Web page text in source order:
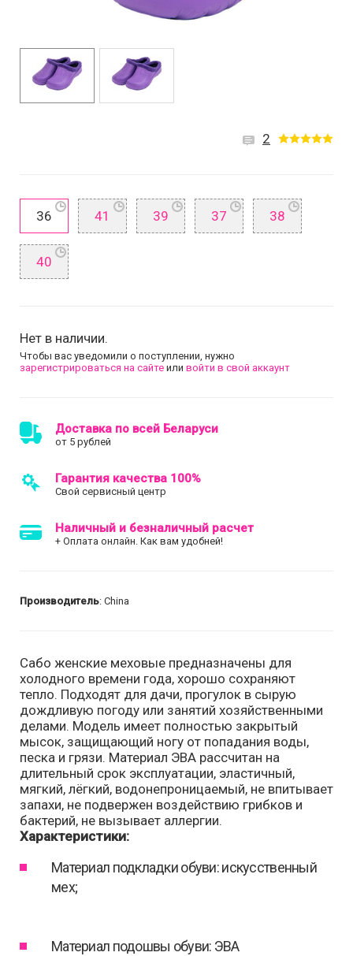
2
36 41 39 37 38
40
Нет в наличии.
Чтобы вас уведомили о поступлении, нужно
зарегистрироваться на сайте или войти в свой аккаунт
Доставка по всей Беларуси
от 5 рублей
Гарантия качества 100%
Свой сервисный центр
Наличный и безналичный расчет
+ Оплата онлайн. Как вам удобней!
Производитель: China
Сабо женские меховые предназначены для
холодного времени года, хорошо сохраняют
тепло. Подходят для дачи, прогулок в сырую
дождливую погоду или занятий хозяйственными
делами. Модель имеет полностью закрытый
мысок, защищающий ногу от попадания воды,
песка и грязи. Материал ЭВА рассчитан на
длительный срок эксплуатации, эластичный,
мягкий, лёгкий, водонепроницаемый, не впитывает
запахи, не подвержен воздействию грибков и
бактерий, не вызывает аллергии.
Характеристики:
Материал подкладки обуви: искусственный
мех;
Материал подошвы обуви: ЭВА